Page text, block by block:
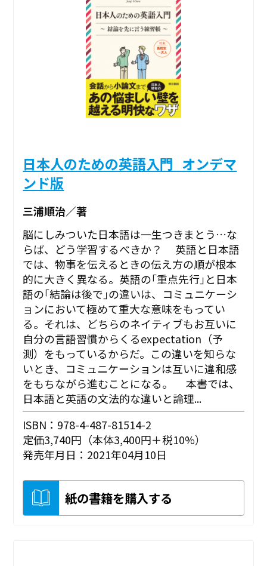
日本人のための英語入門_オンデマ
ンド版
三浦順治／著
脳にしみついた日本語は一生つきまとう…な
らば、どう学習するべきか？ 英語と日本語
では、物事を伝えるときの伝え方の順が根本
的に大きく異なる。英語の｢重点先行｣と日本
語の｢結論は後で｣の違いは、コミュニケーシ
ョンにおいて極めて重大な意味をもってい
る。それは、どちらのネイティブもお互いに
自分の言語習慣からくるexpectation（予
測）をもっているからだ。この違いを知らな
いとき、コミュニケーションは互いに違和感
をもちながら進むことになる。 本書では、
日本語と英語の文法的な違いと論理...
ISBN：978-4-487-81514-2
定価3,740円（本体3,400円＋税10%）
発売年月日：2021年04月10日
紙の書籍を購入する